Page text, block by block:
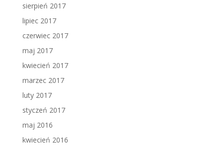
sierpień 2017
lipiec 2017
czerwiec 2017
maj 2017
kwiecień 2017
marzec 2017
luty 2017
styczeń 2017
maj 2016
kwiecień 2016